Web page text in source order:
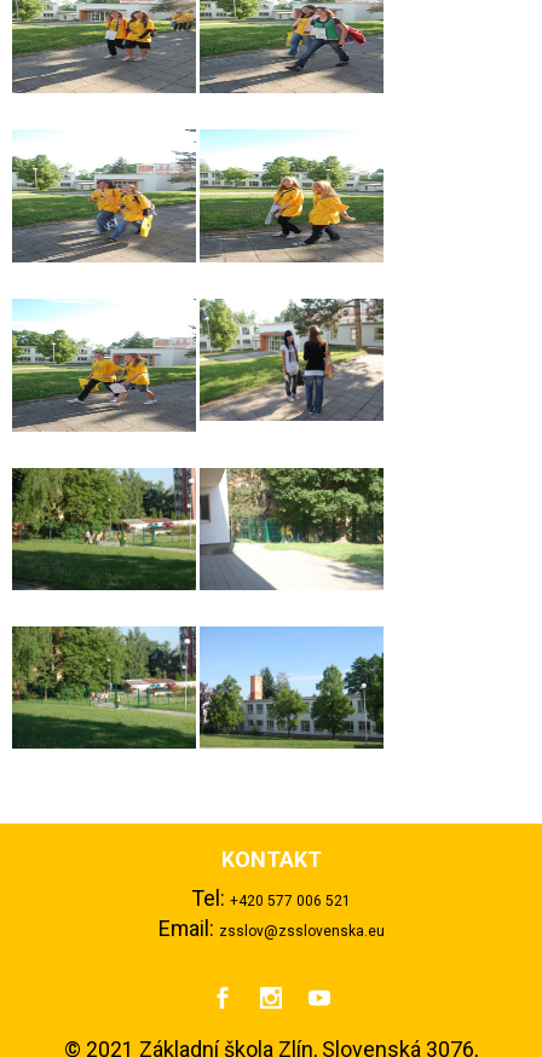
KONTAKT
Tel: +420 577 006 521
Email: zsslov@zsslovenska.eu
  
© 2021 Základní škola Zlín, Slovenská 3076,